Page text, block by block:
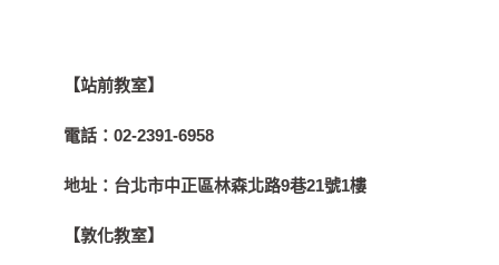
【站前教室】
電話：02-2391-6958
地址： 台北市中正區林森北路9巷21號1樓
【敦化教室】